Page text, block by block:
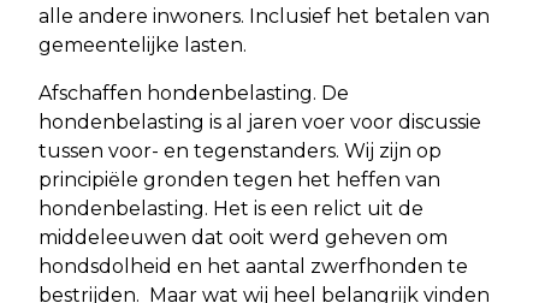
alle andere inwoners. Inclusief het betalen van
gemeentelijke lasten.
Afschaffen hondenbelasting. De
hondenbelasting is al jaren voer voor discussie
tussen voor- en tegenstanders. Wij zijn op
principiële gronden tegen het heffen van
hondenbelasting. Het is een relict uit de
middeleeuwen dat ooit werd geheven om
hondsdolheid en het aantal zwerfhonden te
bestrijden. Maar wat wij heel belangrijk vinden